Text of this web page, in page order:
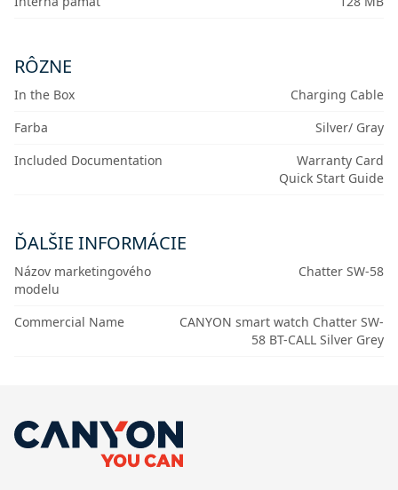
RÔZNE
In the Box
Charging Cable
Farba
Silver/ Gray
Included Documentation
Warranty Card
Quick Start Guide
ĎALŠIE INFORMÁCIE
Názov marketingového
modelu
Chatter SW-58
Commercial Name
CANYON smart watch Chatter SW-
58 BT-CALL Silver Grey